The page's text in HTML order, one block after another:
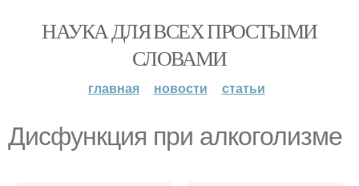
НАУКА ДЛЯ ВСЕХ ПРОСТЫМИ
СЛОВАМИ
главная новости статьи
Дисфункция при алкоголизме